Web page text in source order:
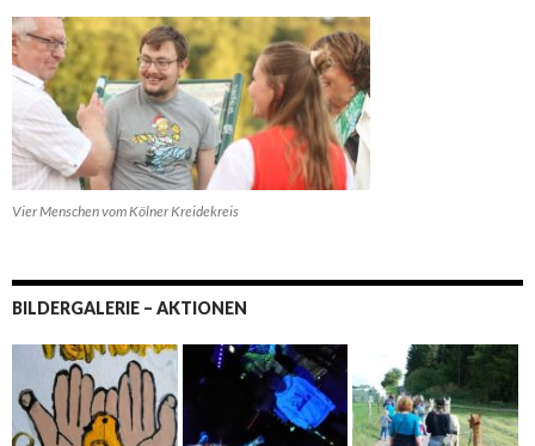
Vier Menschen vom Kölner Kreidekreis
BILDERGALERIE – AKTIONEN